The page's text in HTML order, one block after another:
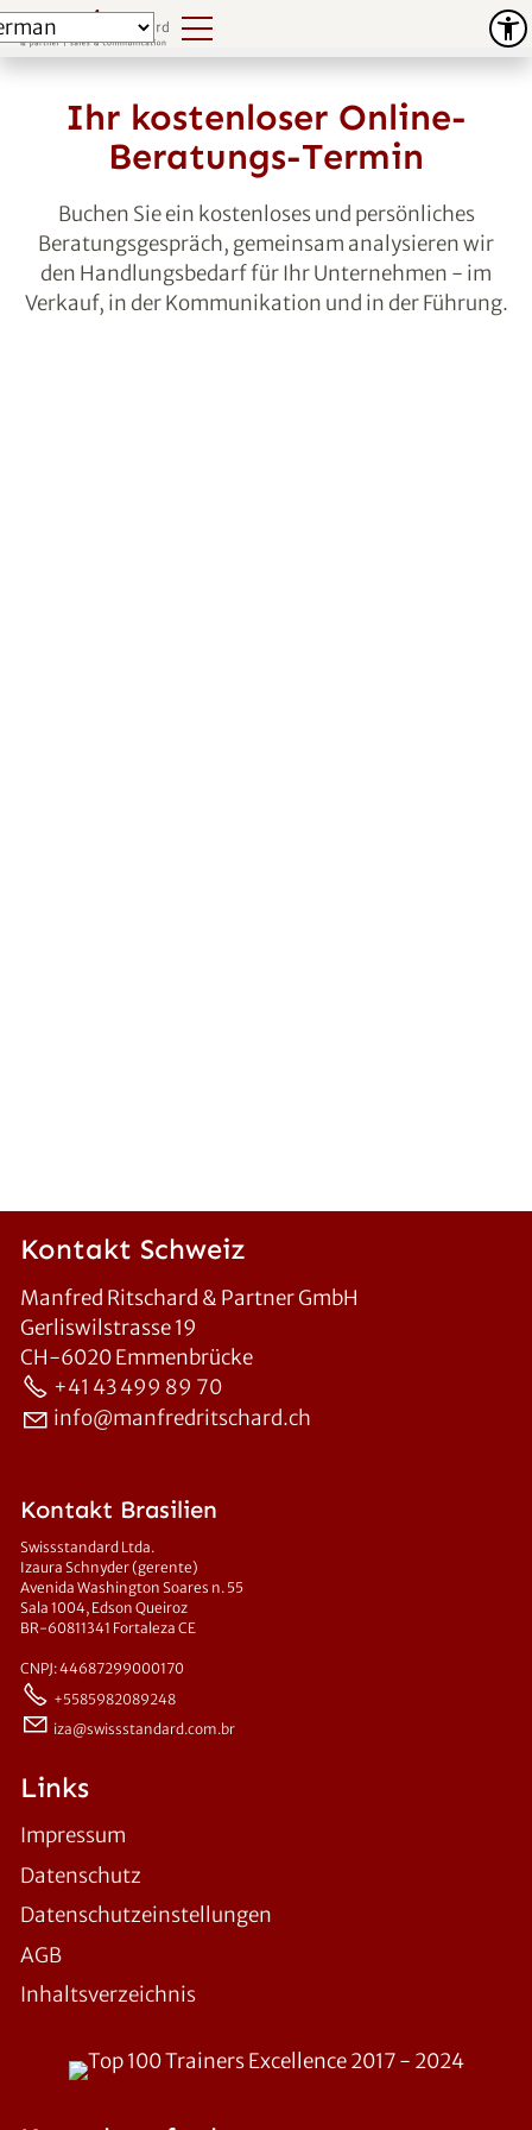
Ihr kostenloser Online-
Beratungs-Termin
Buchen Sie ein kostenloses und persönliches
Beratungsgespräch, gemeinsam analysieren wir
den Handlungsbedarf für Ihr Unternehmen - im
Verkauf, in der Kommunikation und in der Führung.
Kontakt Schweiz
Manfred Ritschard & Partner GmbH
Gerliswilstrasse 19
CH-6020 Emmenbrücke
+41 43 499 89 70
info@manfredritschard.ch
Kontakt Brasilien
Swissstandard Ltda.
Izaura Schnyder (gerente)
Avenida Washington Soares n. 55
Sala 1004, Edson Queiroz
BR-60811341 Fortaleza CE
CNPJ: 44687299000170
+5585982089248
z
sw ssst nd rd c m br
Links
Impressum
Datenschutz
Datenschutzeinstellungen
AGB
Inhaltsverzeichnis